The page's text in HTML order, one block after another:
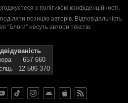
з політикою конфіденційності.
позицію авторів. Відповідальність
"Блоги" несуть автори текстів.
657 660
12 586 370